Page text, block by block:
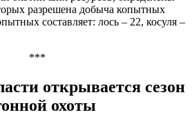
разрешена добыча копытных
составляет: лось – 22, косуля –
***
открывается сезон
охоты